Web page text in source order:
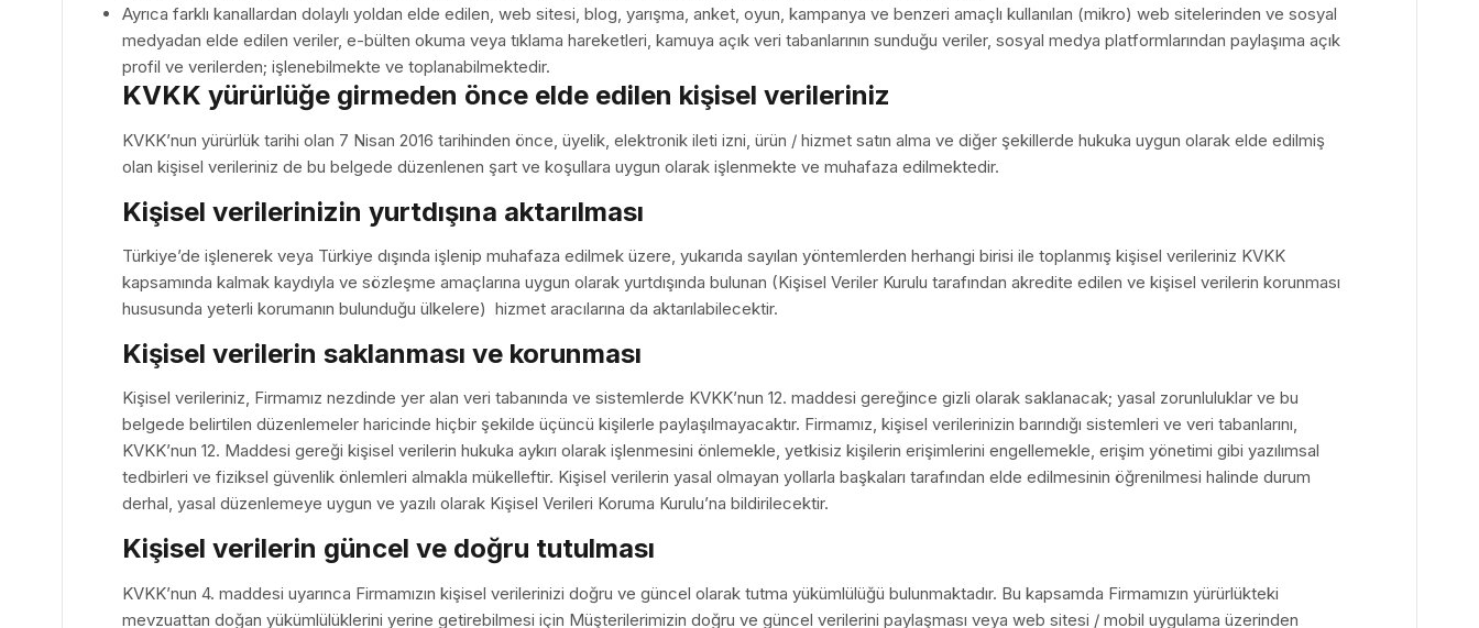
Ayrıca farklı kanallardan dolaylı yoldan elde edilen, web sitesi, blog, yarışma, anket, oyun, kampanya ve benzeri amaçlı kullanılan (mikro) web sitelerinden ve sosyal
medyadan elde edilen veriler, e-bülten okuma veya tıklama hareketleri, kamuya açık veri tabanlarının sunduğu veriler, sosyal medya platformlarından paylaşıma açık
profil ve verilerden; işlenebilmekte ve toplanabilmektedir.
KVKK yürürlüğe girmeden önce elde edilen kişisel verileriniz
KVKK’nun yürürlük tarihi olan 7 Nisan 2016 tarihinden önce, üyelik, elektronik ileti izni, ürün / hizmet satın alma ve diğer şekillerde hukuka uygun olarak elde edilmiş
olan kişisel verileriniz de bu belgede düzenlenen şart ve koşullara uygun olarak işlenmekte ve muhafaza edilmektedir.
Kişisel verilerinizin yurtdışına aktarılması
Türkiye’de işlenerek veya Türkiye dışında işlenip muhafaza edilmek üzere, yukarıda sayılan yöntemlerden herhangi birisi ile toplanmış kişisel verileriniz KVKK
kapsamında kalmak kaydıyla ve sözleşme amaçlarına uygun olarak yurtdışında bulunan (Kişisel Veriler Kurulu tarafından akredite edilen ve kişisel verilerin korunması
hususunda yeterli korumanın bulunduğu ülkelere) hizmet aracılarına da aktarılabilecektir.
Kişisel verilerin saklanması ve korunması
Kişisel verileriniz, Firmamız nezdinde yer alan veri tabanında ve sistemlerde KVKK’nun 12. maddesi gereğince gizli olarak saklanacak; yasal zorunluluklar ve bu
belgede belirtilen düzenlemeler haricinde hiçbir şekilde üçüncü kişilerle paylaşılmayacaktır. Firmamız, kişisel verilerinizin barındığı sistemleri ve veri tabanlarını,
KVKK’nun 12. Maddesi gereği kişisel verilerin hukuka aykırı olarak işlenmesini önlemekle, yetkisiz kişilerin erişimlerini engellemekle, erişim yönetimi gibi yazılımsal
tedbirleri ve fiziksel güvenlik önlemleri almakla mükelleftir. Kişisel verilerin yasal olmayan yollarla başkaları tarafından elde edilmesinin öğrenilmesi halinde durum
derhal, yasal düzenlemeye uygun ve yazılı olarak Kişisel Verileri Koruma Kurulu’na bildirilecektir.
Kişisel verilerin güncel ve doğru tutulması
KVKK’nun 4. maddesi uyarınca Firmamızın kişisel verilerinizi doğru ve güncel olarak tutma yükümlülüğü bulunmaktadır. Bu kapsamda Firmamızın yürürlükteki
mevzuattan doğan yükümlülüklerini yerine getirebilmesi için Müşterilerimizin doğru ve güncel verilerini paylaşması veya web sitesi / mobil uygulama üzerinden